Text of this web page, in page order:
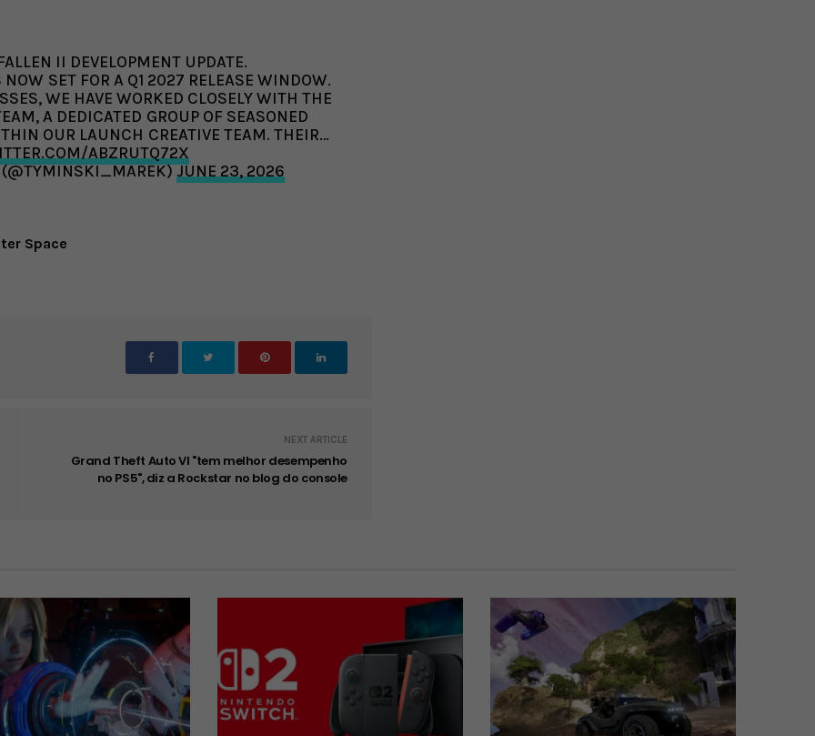
II DEVELOPMENT UPDATE.
SET FOR A Q1 2027 RELEASE WINDOW.
WE HAVE WORKED CLOSELY WITH THE
A DEDICATED GROUP OF SEASONED
OUR LAUNCH CREATIVE TEAM. THEIR…
ABZRUTQ72X
JUNE 23, 2026
Space
NEXT ARTICLE
Grand Theft Auto VI "tem melhor desempenho
no PS5", diz a Rockstar no blog do console